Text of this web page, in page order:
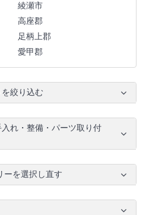
綾瀬市
高座郡
足柄上郡
愛甲郡
絞り込む
れ・整備・パーツ取り付
ーを選択し直す